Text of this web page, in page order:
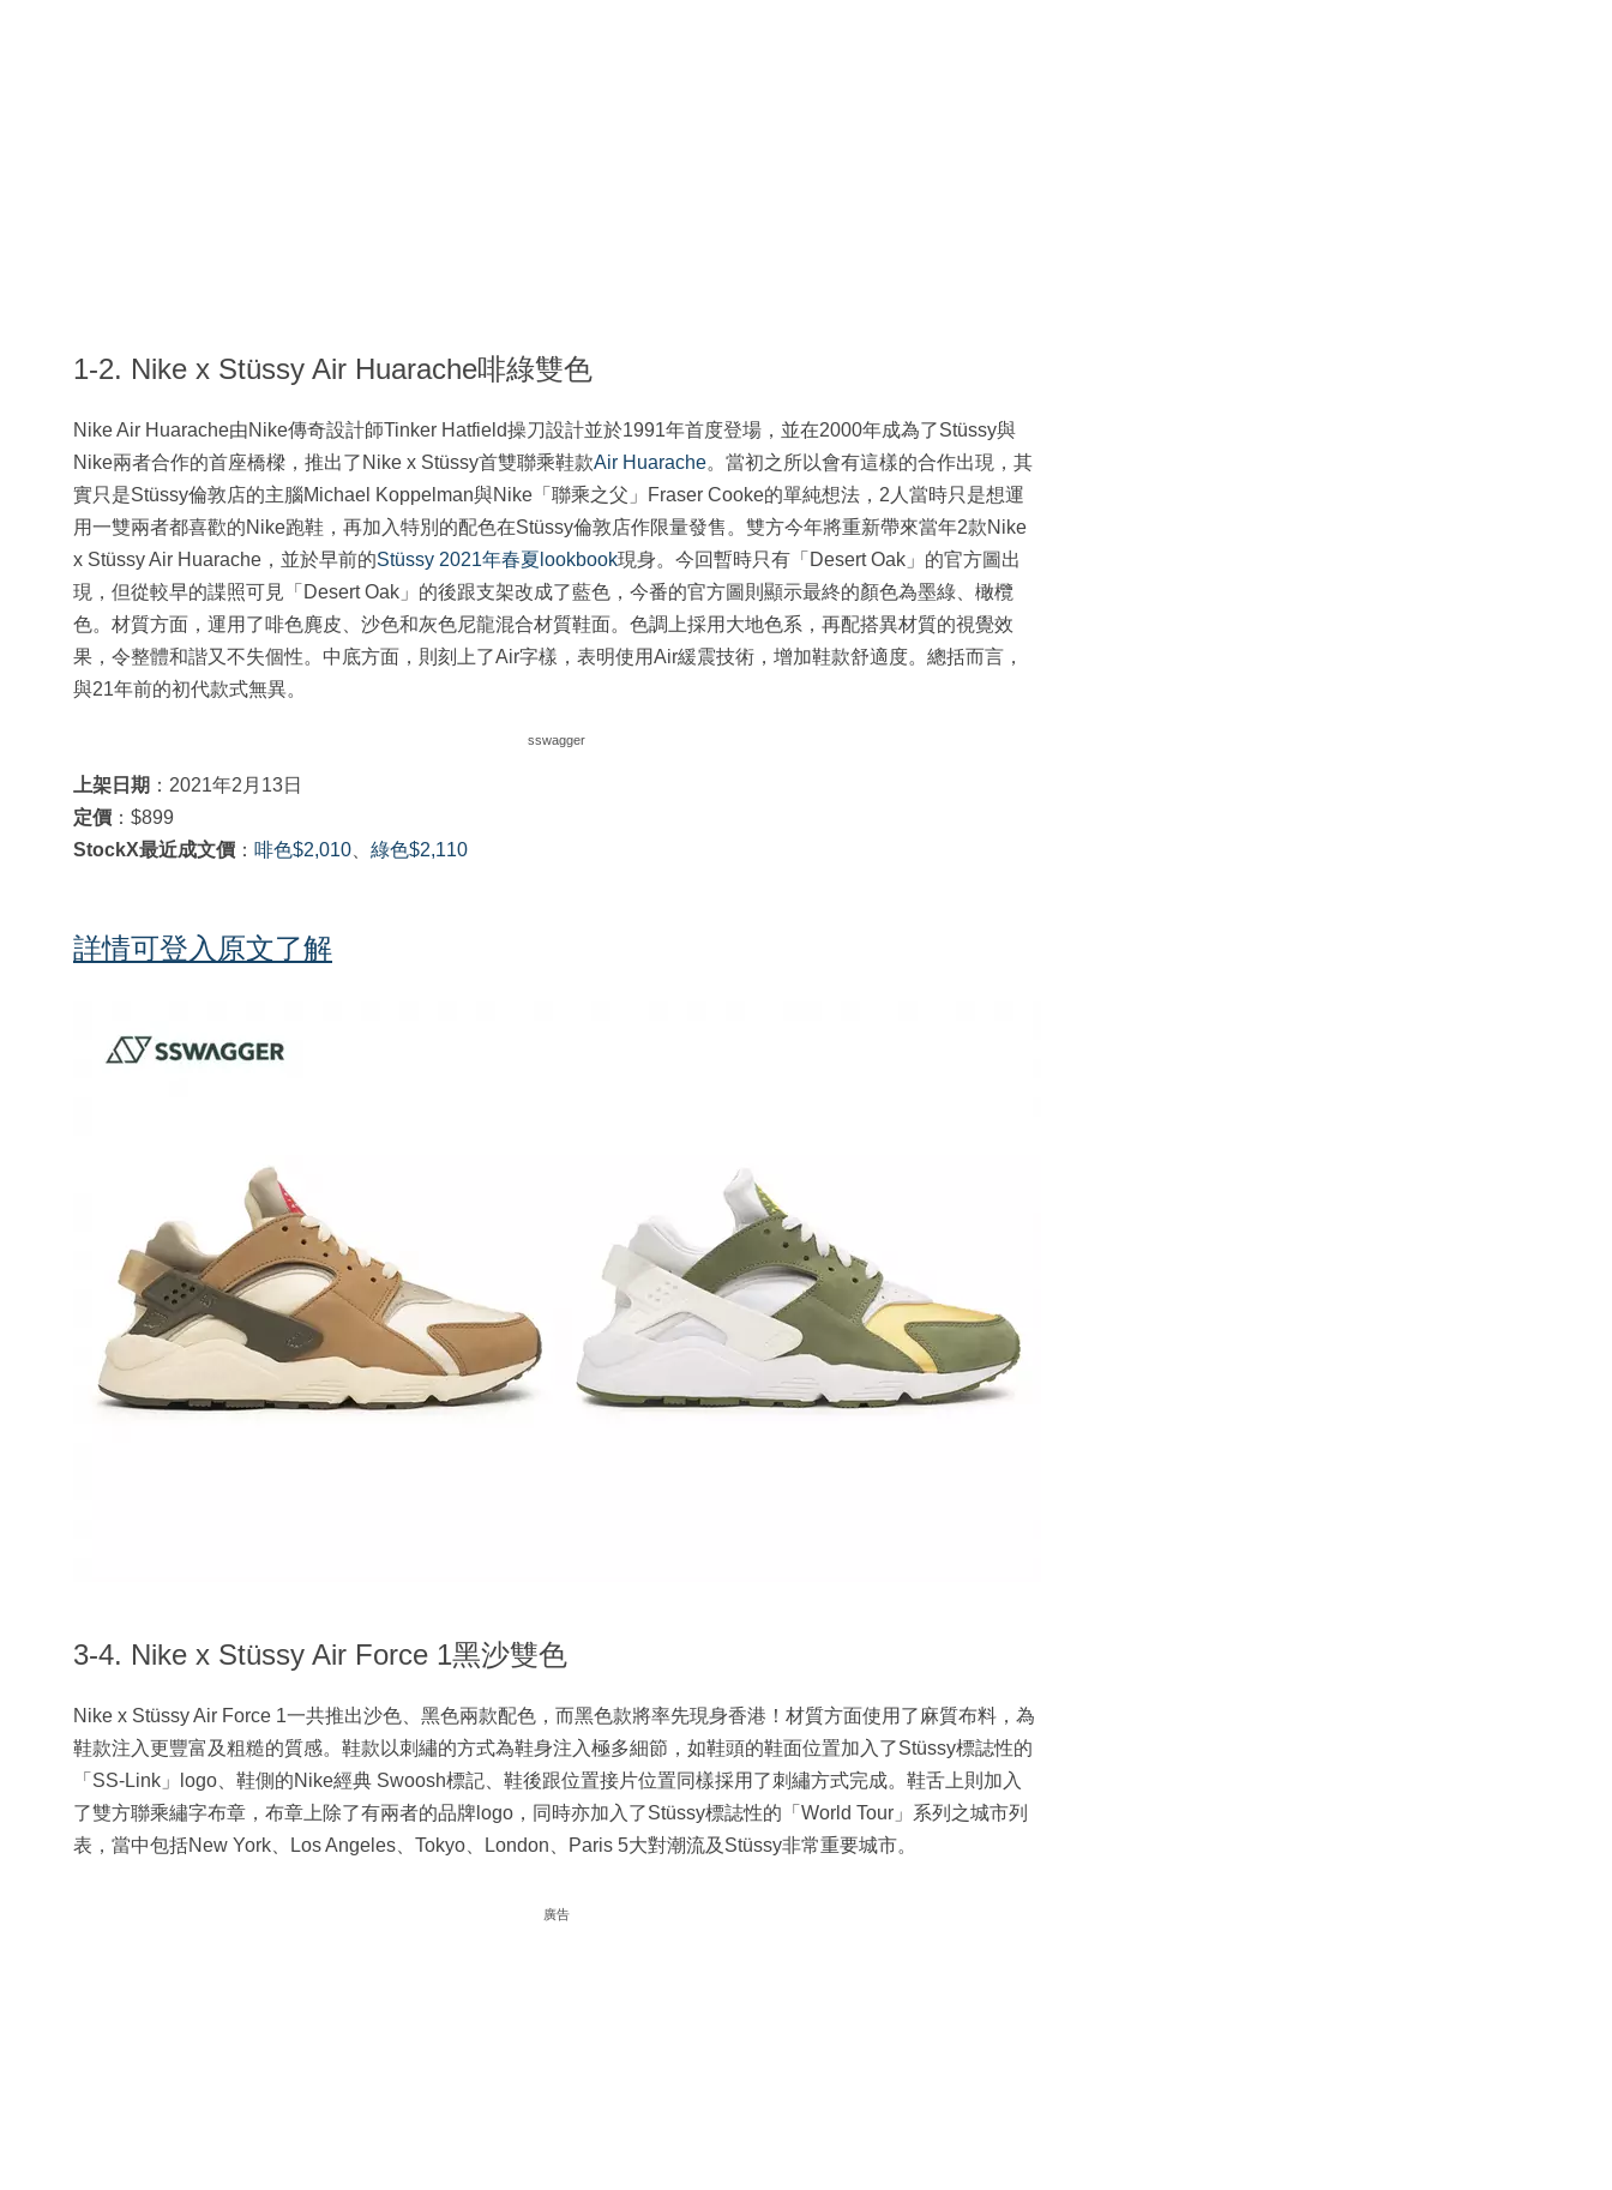
1-2. Nike x Stüssy Air Huarache啡綠雙色
Nike Air Huarache由Nike傳奇設計師Tinker Hatfield操刀設計並於1991年首度登場，並在2000年成為了Stüssy與
Nike兩者合作的首座橋樑，推出了Nike x Stüssy首雙聯乘鞋款Air Huarache。當初之所以會有這樣的合作出現，其
實只是Stüssy倫敦店的主腦Michael Koppelman與Nike「聯乘之父」Fraser Cooke的單純想法，2人當時只是想運
用一雙兩者都喜歡的Nike跑鞋，再加入特別的配色在Stüssy倫敦店作限量發售。雙方今年將重新帶來當年2款Nike
x Stüssy Air Huarache，並於早前的Stüssy 2021年春夏lookbook現身。今回暫時只有「Desert Oak」的官方圖出
現，但從較早的諜照可見「Desert Oak」的後跟支架改成了藍色，今番的官方圖則顯示最終的顏色為墨綠、橄欖
色。材質方面，運用了啡色麂皮、沙色和灰色尼龍混合材質鞋面。色調上採用大地色系，再配搭異材質的視覺效
果，令整體和諧又不失個性。中底方面，則刻上了Air字樣，表明使用Air緩震技術，增加鞋款舒適度。總括而言，
與21年前的初代款式無異。
sswagger
上架日期 ：2021年2月13日
定價 ：$899
StockX最近成文價 ： 啡色$2,010 綠色$2,110
詳情可登入原文了解
3-4. Nike x Stüssy Air Force 1黑沙雙色
Nike x Stüssy Air Force 1一共推出沙色、黑色兩款配色，而黑色款將率先現身香港！材質方面使用了麻質布料，為
鞋款注入更豐富及粗糙的質感。鞋款以刺繡的方式為鞋身注入極多細節，如鞋頭的鞋面位置加入了Stüssy標誌性的
「SS-Link」logo、鞋側的Nike經典 Swoosh標記、鞋後跟位置接片位置同樣採用了刺繡方式完成。鞋舌上則加入
了雙方聯乘繡字布章，布章上除了有兩者的品牌logo，同時亦加入了Stüssy標誌性的「World Tour」系列之城市列
表，當中包括New York、Los Angeles、Tokyo、London、Paris 5大對潮流及Stüssy非常重要城市。
廣告